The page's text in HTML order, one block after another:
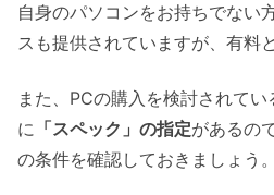
自身のパソコンをお持ちでない
スも提供されていますが、有料
また、PCの購入を検討されて
に 「スペック」の指定があるの
の条件を確認しておきましょう。